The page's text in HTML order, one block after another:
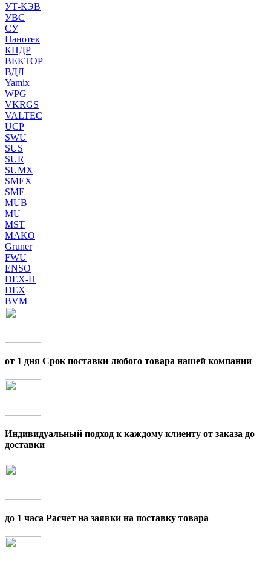
УТ-КЭВ
УВС
СУ
Нанотек
КНДР
ВЕКТОР
ВДЛ
Yamix
WPG
VKRGS
VALTEC
UCP
SWU
SUS
SUR
SUMX
SMEX
SME
MUB
MU
MST
MAKO
Gruner
FWU
ENSO
DEX-H
DEX
BVM
от 1 дня Срок поставки любого товара нашей компании
Индивидуальный подход к каждому клиенту от заказа до
доставки
до 1 часа Расчет на заявки на поставку товара